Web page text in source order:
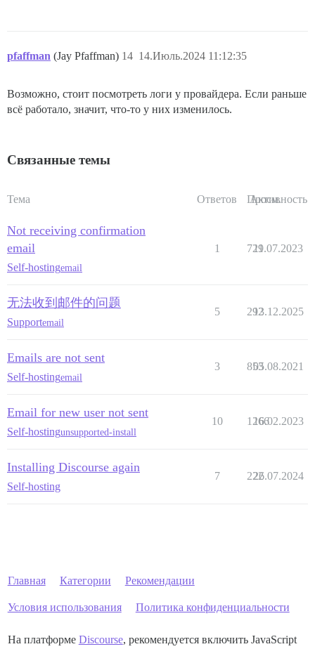
pfaffman (Jay Pfaffman) 14.Июль.2024 11:12:35
14
Возможно, стоит посмотреть логи у провайдера. Если раньше
всё работало, значит, что-то у них изменилось.
Связанные темы
Тема Ответов Просм.
Активность
Not receiving confirmation
email
Self-hostingemail
1 729
11.07.2023
无法收到邮件的问题
Supportemail
5 292
13.12.2025
Emails are not sent
Self-hostingemail
3 853
05.08.2021
Email for new user not sent
Self-hostingunsupported-install
10 1266
16.02.2023
Installing Discourse again
Self-hosting
7 222
26.07.2024
Главная Категории Рекомендации
Условия использования Политика конфиденциальности
На платформе Discourse, рекомендуется включить JavaScript